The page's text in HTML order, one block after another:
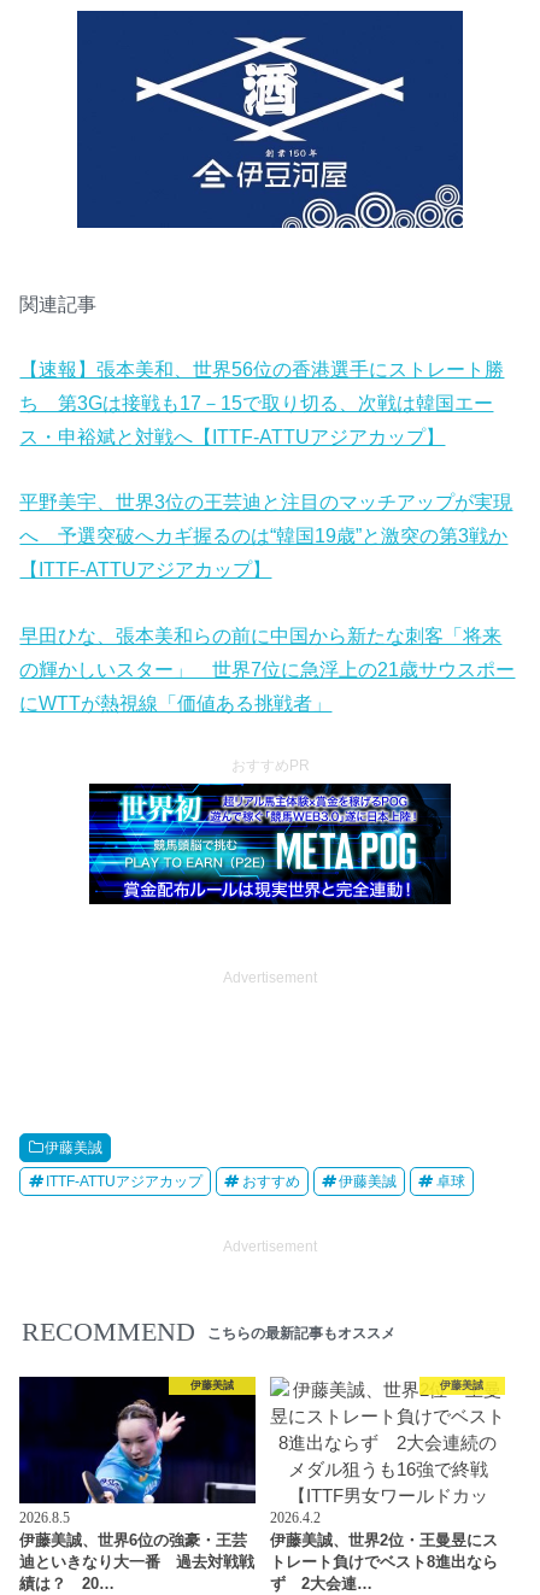
関連記事
【速報】張本美和、世界56位の香港選手にストレート勝
ち 第3Gは接戦も17－15で取り切る、次戦は韓国エー
ス・申裕斌と対戦へ【ITTF-ATTUアジアカップ】
平野美宇、世界3位の王芸迪と注目のマッチアップが実現
へ 予選突破へカギ握るのは“韓国19歳”と激突の第3戦か
【ITTF-ATTUアジアカップ】
早田ひな、張本美和らの前に中国から新たな刺客「将来
の輝かしいスター」 世界7位に急浮上の21歳サウスポー
にWTTが熱視線「価値ある挑戦者」
おすすめPR
Advertisement
伊藤美誠
ITTF-ATTUアジアカップ おすすめ 伊藤美誠 卓球
Advertisement
RECOMMEND こちらの最新記事もオススメ
伊藤美誠
2026.8.5
伊藤美誠、世界6位の強豪・王芸
迪といきなり大一番 過去対戦戦
績は？ 20…
伊藤美誠
2026.4.2
伊藤美誠、世界2位・王曼昱にス
トレート負けでベスト8進出なら
ず 2大会連…